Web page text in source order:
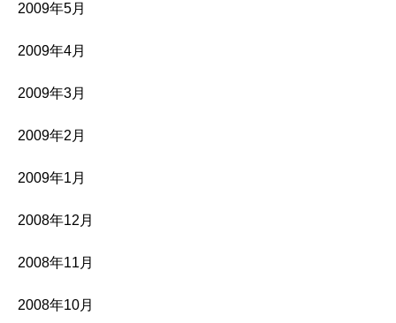
2009年5月
2009年4月
2009年3月
2009年2月
2009年1月
2008年12月
2008年11月
2008年10月